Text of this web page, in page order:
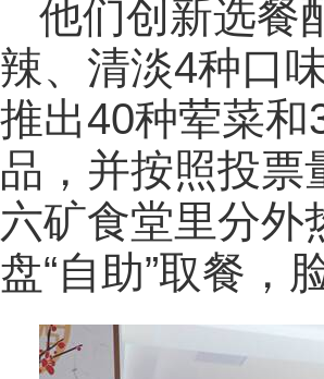
他们创新选餐
辣、清淡4种口
推出40种荤菜和
品，并按照投票
六矿食堂里分外
盘“自助”取餐，